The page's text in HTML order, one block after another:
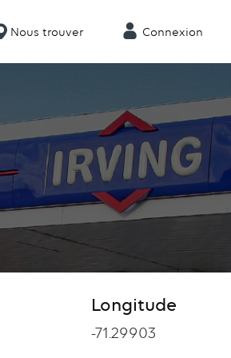
Nous trouver Connexion
Longitude
Longitude
-71.29903